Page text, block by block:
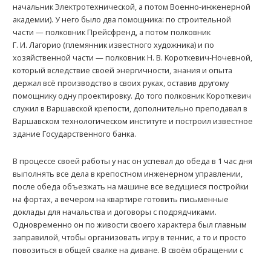
начальник Электротехнической, а потом Военно-инженерной
академии). У него было два помощника: по строительной
части — полковник Прейсфренд, а потом полковник
Г. И. Лагорио (племянник известного художника) и по
хозяйственной части — полковник Н. В. Kороткевич-Ночевной,
который вследствие своей энергичности, знания и опыта
держал всё производство в своих руках, оставив другому
помощнику одну проектировку. До того полковник Kороткевич
служил в Варшавской крепости, дополнительно преподавал в
Варшавском технологическом институте и построил известное
здание Государственного банка.
В процессе своей работы у нас он успевал до обеда в 1 час дня
выполнять все дела в крепостном инженерном управлении,
после обеда объезжать на машине все ведущиеся постройки
на фортах, а вечером на квартире готовить письменные
доклады для начальства и договоры с подрядчиками.
Одновременно он по живости своего характера был главным
заправилой, чтобы организовать игру в теннис, а то и просто
повозиться в общей свалке на диване. В своём обращении с